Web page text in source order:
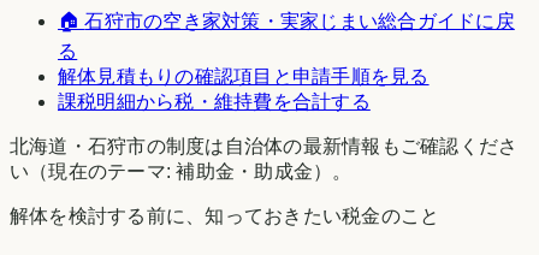
🏠石狩市の空き家対策・実家じまい総合ガイドに戻
る
解体見積もりの確認項目と申請手順を見る
課税明細から税・維持費を合計する
北海道 ・ 石狩市の制度は自治体の最新情報もご確認くださ
い（現在のテーマ:補助金・助成金）。
解体を検討する前に、知っておきたい税金のこと